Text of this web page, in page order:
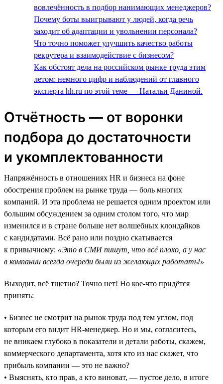
вовлечённость в подбор нанимающих менеджеров?
Почему боты выигрывают у людей, когда речь
заходит об адаптации и увольнении персонала?
Что точно поможет улучшить качество работы
рекрутера и взаимодействие с бизнесом?
Как обстоят дела на российском рынке труда этим
летом: немного цифр и наблюдений от главного
эксперта hh.ru по этой теме — Натальи Даниной.
Отчётность — от воронки
подбора до достаточности
и укомплектованности
Напряжённость в отношениях HR и бизнеса на фоне
обострения проблем на рынке труда — боль многих
компаний. И эта проблема не решается одним проектом или
большим обсуждением за одним столом того, что мир
изменился и в стране больше нет волшебных клондайков
с кандидатами. Всё рано или поздно скатывается
к привычному: «Это в СМИ пишут, что всё плохо, а у нас
в компании всегда очереди были из желающих работать!»
Выходит, всё тщетно? Точно нет! Но кое-что придётся
принять:
• Бизнес не смотрит на рынок труда под тем углом, под
которым его видит HR-менеджер. Но и мы, согласитесь,
не вникаем глубоко в показатели и детали работы, скажем,
коммерческого департамента, хотя кто из нас скажет, что
прибыль компании — это не важно?
• Выяснять, кто прав, а кто виноват, — пустое дело, в итоге